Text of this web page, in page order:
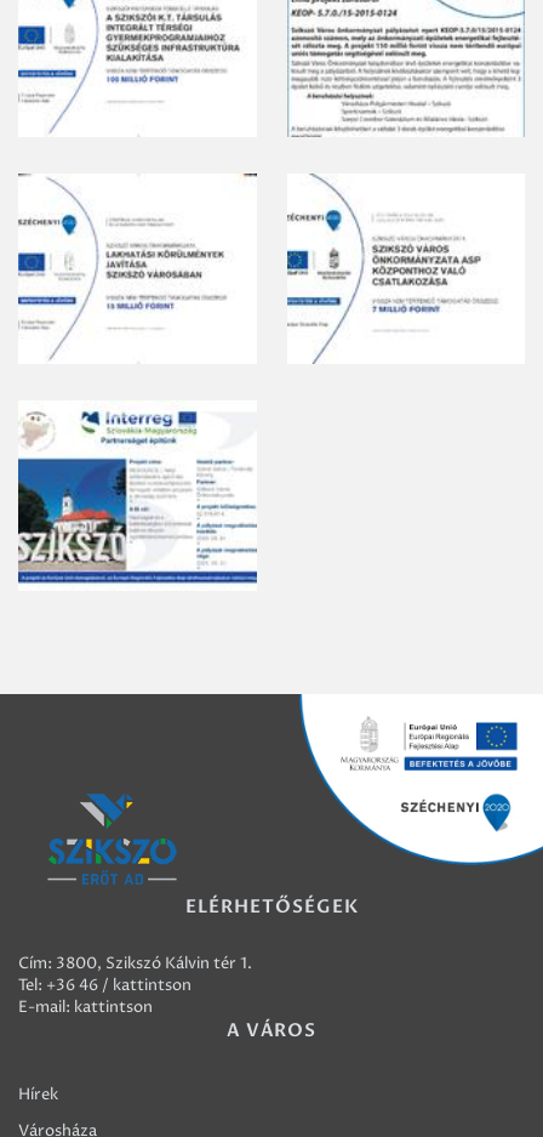
ELÉRHETŐSÉGEK
Cím: 3800, Szikszó Kálvin tér 1.
Tel: +36 46 / kattintson
E-mail: kattintson
A VÁROS
Hírek
Városháza